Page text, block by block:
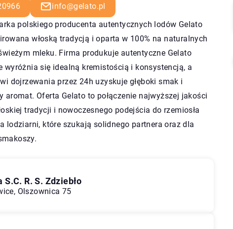
info@gelato.pl
polskiego producenta autentycznych lodów Gelato
włoską tradycją i oparta w 100% na naturalnych
mleku. Firma produkuje autentyczne Gelato
wyróżnia się idealną kremistością i konsystencją, a
dojrzewania przez 24h uzyskuje głęboki smak i
aromat. Oferta Gelato to połączenie najwyższej jakości
tradycji i nowoczesnego podejścia do rzemiosła
lodziarni, które szukają solidnego partnera oraz dla
R. S. Zdziebło
Olszownica 75